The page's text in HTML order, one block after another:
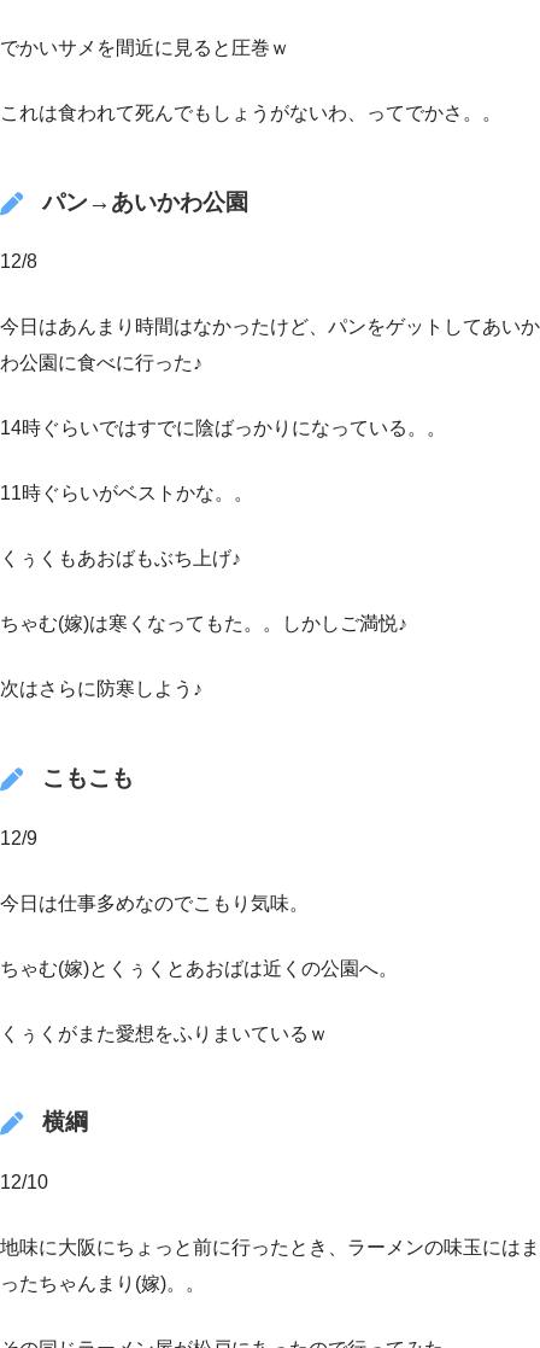
でかいサメを間近に見ると圧巻ｗ
これは食われて死んでもしょうがないわ、ってでかさ。。
パン→あいかわ公園
12/8
今日はあんまり時間はなかったけど、パンをゲットしてあいか
わ公園に食べに行った♪
14時ぐらいではすでに陰ばっかりになっている。。
11時ぐらいがベストかな。。
くぅくもあおばもぶち上げ♪
ちゃむ(嫁)は寒くなってもた。。しかしご満悦♪
次はさらに防寒しよう♪
こもこも
12/9
今日は仕事多めなのでこもり気味。
ちゃむ(嫁)とくぅくとあおばは近くの公園へ。
くぅくがまた愛想をふりまいているｗ
横綱
12/10
地味に大阪にちょっと前に行ったとき、ラーメンの味玉にはま
ったちゃんまり(嫁)。。